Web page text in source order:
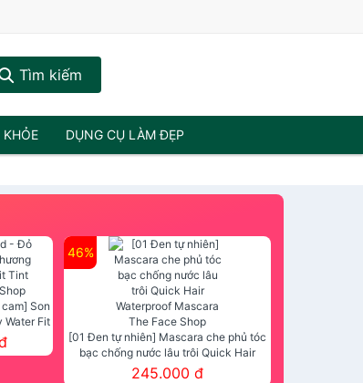
Tìm kiếm
DỤNG CỤ LÀM ĐẸP
Son
Water Fit
Shop
46%
[01 Đen tự nhiên] Mascara che phủ tóc
bạc chống nước lâu trôi Quick Hair
Waterproof Mascara The Face Shop
245.000 đ